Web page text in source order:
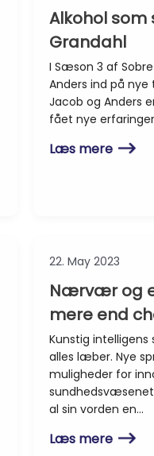
Alkohol
Grandahl
I Sæson 3 af
Anders ind på
Jacob og Anders
fået nye
Læs mere
22. May 2023
Nærvær og
mere end
Kunstig
alles læber. Nye
muligheder for
al sin vorden en…
Læs mere